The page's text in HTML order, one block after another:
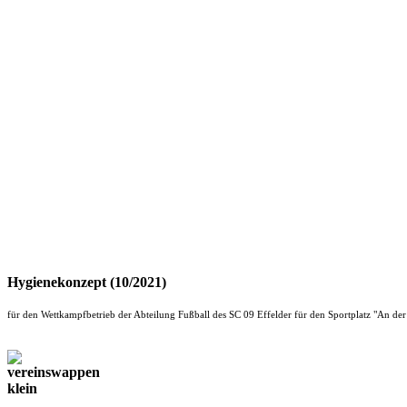
Hygienekonzept (10/2021)
für den Wettkampfbetrieb der Abteilung Fußball des SC 09 Effelder für den Sportplatz "An